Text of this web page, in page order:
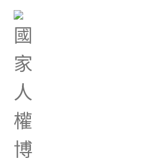
首頁
我是小孩，我有話要說